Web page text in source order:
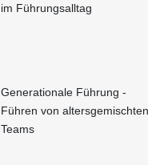
im Führungsalltag
Generationale Führung -
Führen von altersgemischten
Teams